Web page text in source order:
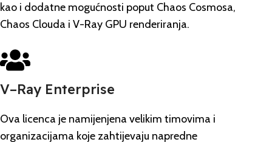
kao i dodatne mogućnosti poput Chaos Cosmosa,
Chaos Clouda i V-Ray GPU renderiranja.
V–Ray Enterprise
Ova licenca je namijenjena velikim timovima i
organizacijama koje zahtijevaju napredne